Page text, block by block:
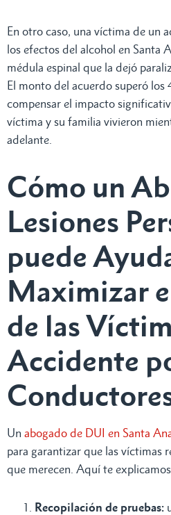
En otro caso, una víctima de un
los efectos del alcohol en Santa
médula espinal que la dejó
El monto del acuerdo superó los
compensar el impacto
víctima y su familia vivieron
adelante.
Cómo un
Lesiones
puede
Maximizar
de las
Accidente
Un abogado de DUI en Santa
para garantizar que las víctimas
que merecen. Aquí te
Recopilación de pruebas: